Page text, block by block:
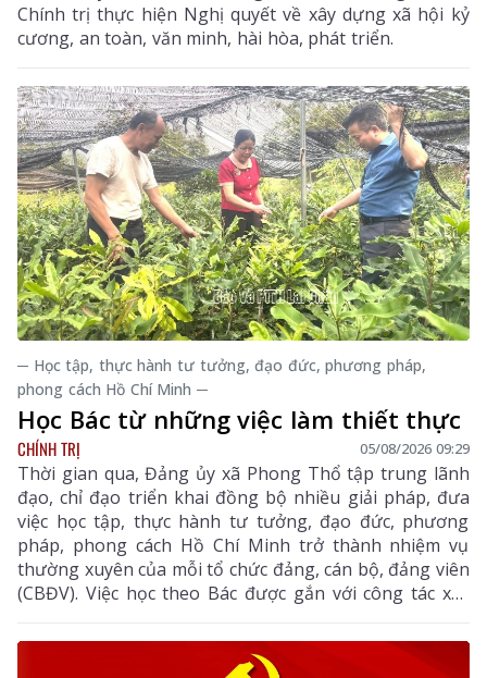
Chính trị thực hiện Nghị quyết về xây dựng xã hội kỷ
cương, an toàn, văn minh, hài hòa, phát triển.
─ Học tập, thực hành tư tưởng, đạo đức, phương pháp,
phong cách Hồ Chí Minh ─
Học Bác từ những việc làm thiết thực
CHÍNH TRỊ 05/08/2026 09:29
Thời gian qua, Đảng ủy xã Phong Thổ tập trung lãnh
đạo, chỉ đạo triển khai đồng bộ nhiều giải pháp, đưa
việc học tập, thực hành tư tưởng, đạo đức, phương
pháp, phong cách Hồ Chí Minh trở thành nhiệm vụ
thường xuyên của mỗi tổ chức đảng, cán bộ, đảng viên
(CBĐV). Việc học theo Bác được gắn với công tác xây
dựng Đảng, thực hiện nhiệm vụ chính trị và phục vụ
nhân dân, góp phần nâng cao năng lực lãnh đạo, sức
chiến đấu của tổ chức Đảng, thúc đẩy kinh tế - xã hội